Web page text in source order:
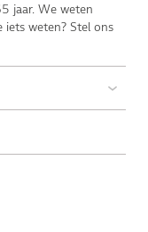
jaar. We weten
weten? Stel ons